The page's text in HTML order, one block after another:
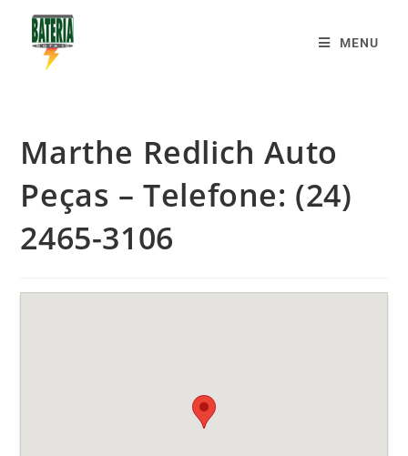
MENU
Marthe Redlich Auto
Peças – Telefone: (24)
2465-3106